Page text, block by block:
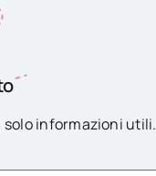
informazioni utili.